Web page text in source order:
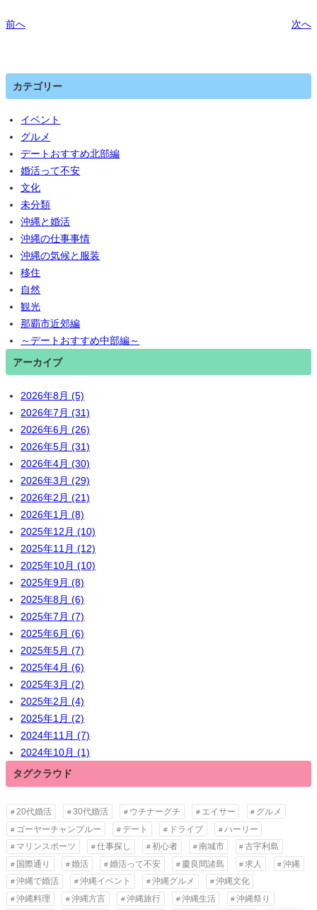
前へ 次へ
カテゴリー
イベント
グルメ
デートおすすめ北部編
婚活って不安
文化
未分類
沖縄と婚活
沖縄の仕事事情
沖縄の気候と服装
移住
自然
観光
那覇市近郊編
～デートおすすめ中部編～
アーカイブ
2026年8月 (5)
2026年7月 (31)
2026年6月 (26)
2026年5月 (31)
2026年4月 (30)
2026年3月 (29)
2026年2月 (21)
2026年1月 (8)
2025年12月 (10)
2025年11月 (12)
2025年10月 (10)
2025年9月 (8)
2025年8月 (6)
2025年7月 (7)
2025年6月 (6)
2025年5月 (7)
2025年4月 (6)
2025年3月 (2)
2025年2月 (4)
2025年1月 (2)
2024年11月 (7)
2024年10月 (1)
タグクラウド
20代婚活 30代婚活 ウチナーグチ エイサー
グルメ
ゴーヤーチャンプルー
デート ドライブ
ハーリー
マリンスポーツ
仕事探し 初心者 南城市
古宇利島
国際通り
婚活 婚活って不安 慶良間諸島 求人
沖縄
沖縄で婚活
沖縄イベント 沖縄グルメ
沖縄文化
沖縄料理
沖縄方言 沖縄旅行 沖縄生活
沖縄祭り